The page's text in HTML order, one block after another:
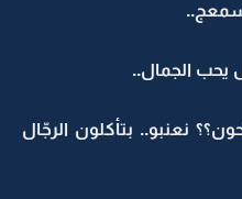
يحب الجمال..
نعنبو.. بتأكلون الرجّال